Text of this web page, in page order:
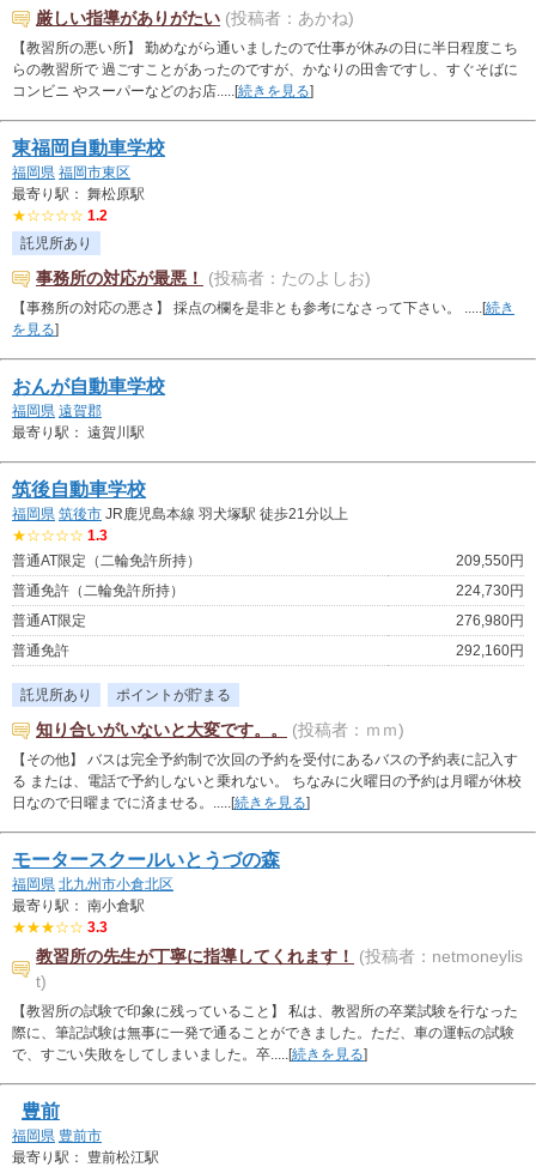
厳しい指導がありがたい (投稿者：あかね)
【教習所の悪い所】 勤めながら通いましたので仕事が休みの日に半日程度こち
らの教習所で 過ごすことがあったのですが、かなりの田舎ですし、すぐそばに
コンビニ やスーパーなどのお店.....[続きを見る]
東福岡自動車学校
福岡県 福岡市東区
最寄り駅： 舞松原駅
★☆☆☆☆ 1.2
託児所あり
事務所の対応が最悪！ (投稿者：たのよしお)
【事務所の対応の悪さ】 採点の欄を是非とも参考になさって下さい。 .....[続き
を見る]
おんが自動車学校
福岡県 遠賀郡
最寄り駅： 遠賀川駅
筑後自動車学校
福岡県 筑後市 JR鹿児島本線 羽犬塚駅 徒歩21分以上
★☆☆☆☆ 1.3
普通AT限定（二輪免許所持）
209,550円
普通免許（二輪免許所持）
224,730円
普通AT限定
276,980円
普通免許
292,160円
託児所あり ポイントが貯まる
知り合いがいないと大変です。。 (投稿者：ｍｍ)
【その他】 バスは完全予約制で次回の予約を受付にあるバスの予約表に記入す
る または、電話で予約しないと乗れない。 ちなみに火曜日の予約は月曜が休校
日なので日曜までに済ませる。.....[続きを見る]
モータースクールいとうづの森
福岡県 北九州市小倉北区
最寄り駅： 南小倉駅
★★★☆☆ 3.3
教習所の先生が丁寧に指導してくれます！
(投稿者：netmoneylis
t)
【教習所の試験で印象に残っていること】 私は、教習所の卒業試験を行なった
際に、筆記試験は無事に一発で通ることができました。ただ、車の運転の試験
で、すごい失敗をしてしまいました。卒.....[続きを見る]
豊前
福岡県 豊前市
最寄り駅： 豊前松江駅